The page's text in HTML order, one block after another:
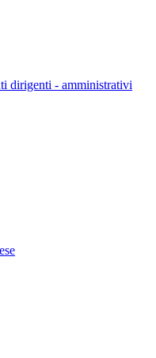
dirigenti - amministrativi